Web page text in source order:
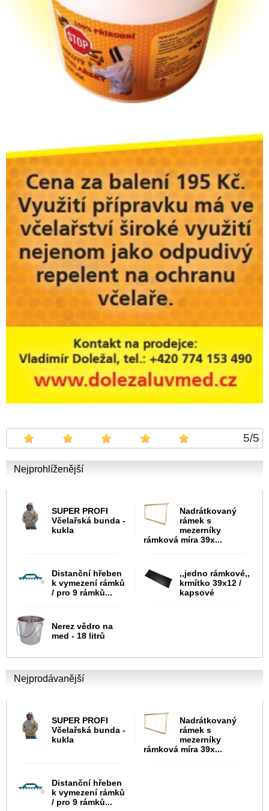
5/5
Nejprohlíženější
SUPER PROFI
Včelařská bunda -
kukla
Nadrátkovaný
rámek s
mezerníky
rámková míra 39x...
Distanční hřeben
k vymezení rámků
/ pro 9 rámků...
,,jedno rámkové,,
krmítko 39x12 /
kapsové
Nerez vědro na
med - 18 litrů
Nejprodávanější
SUPER PROFI
Včelařská bunda -
kukla
Nadrátkovaný
rámek s
mezerníky
rámková míra 39x...
Distanční hřeben
k vymezení rámků
/ pro 9 rámků...